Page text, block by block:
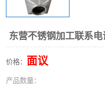
东营不锈钢加工联系电
价格： 面议
产品数量：